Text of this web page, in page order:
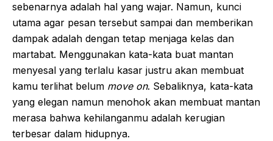
sebenarnya adalah hal yang wajar. Namun, kunci
utama agar pesan tersebut sampai dan memberikan
dampak adalah dengan tetap menjaga kelas dan
martabat. Menggunakan kata-kata buat mantan
menyesal yang terlalu kasar justru akan membuat
kamu terlihat belum move on. Sebaliknya, kata-kata
yang elegan namun menohok akan membuat mantan
merasa bahwa kehilanganmu adalah kerugian
terbesar dalam hidupnya.